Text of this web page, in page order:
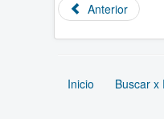
Anterior
Inicio Buscar x